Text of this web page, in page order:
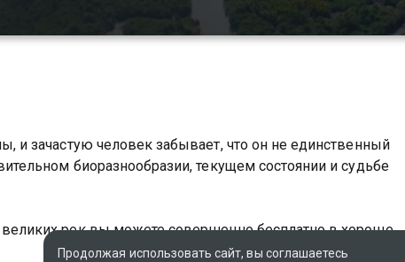
и зачастую человек забывает, что он не единственный
биоразнообразии, текущем состоянии и судьбе
рек вы можете совершенно бесплатно в хорошем
Продолжая использовать сайт, вы соглашаетесь